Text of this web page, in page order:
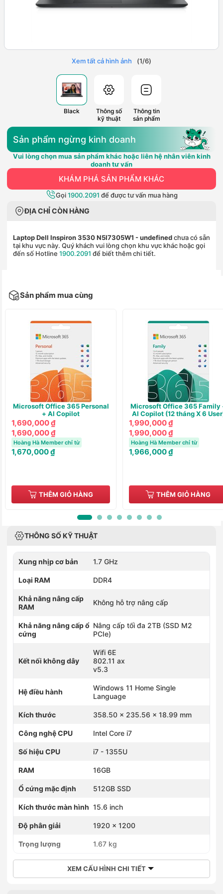
Xem tất cả hình ảnh (1/6)
Black
Thông số
kỹ thuật
Thông tin
sản phẩm
Sản phẩm ngừng kinh doanh
Vui lòng chọn mua sản phẩm khác hoặc liên hệ nhân viên kinh
doanh tư vấn
KHÁM PHÁ SẢN PHẨM KHÁC
Gọi1900.2091 để được tư vấn mua hàng
ĐỊA CHỈ CÒN HÀNG
Laptop Dell Inspiron 3530 N5I7305W1 - undefinedchưa có sẵn
tại khu vực này. Quý khách vui lòng chọn khu vực khác hoặc gọi
đến số Hotline 1900.2091 để biết thêm chi tiết.
Sản phẩm mua cùng
Microsoft Office 365 Personal
+ AI Copilot
1,690,000 ₫
1,690,000 ₫
Hoàng Hà Member chỉ từ
1,670,000 ₫
THÊM GIỎ HÀNG
Microsoft Office 365 Family
AI Copilot (12 tháng X 6
1,990,000 ₫
1,990,000 ₫
Hoàng Hà Member chỉ từ
1,966,000 ₫
THÊM GIỎ HÀNG
THÔNG SỐ KỸ THUẬT
Xung nhịp cơ bản 1.7 GHz
Loại RAM DDR4
Khả năng nâng cấp
RAM
Không hỗ trợ nâng cấp
Khả năng nâng cấp ổ
cứng
Nâng cấp tối đa 2TB (SSD M2
PCIe)
Kết nối không dây
Wifi 6E
802.11 ax
v5.3
Hệ điều hành
Windows 11 Home Single
Language
Kích thước 358.50 x 235.56 x 18.99 mm
Công nghệ CPU Intel Core i7
Số hiệu CPU i7 - 1355U
RAM 16GB
Ổ cứng mặc định 512GB SSD
Kích thước màn hình 15.6 inch
Độ phân giải 1920 x 1200
Trọng lượng 1.67 kg
XEM CẤU HÌNH CHI TIẾT